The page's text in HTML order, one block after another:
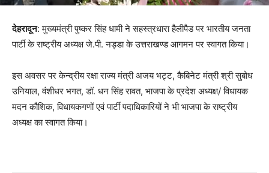
देहरादून: मुख्यमंत्री पुष्कर सिंह धामी ने सहस्त्रधारा हैलीपैड पर भारतीय जनता
पार्टी के राष्ट्रीय अध्यक्ष जे.पी. नड्डा के उत्तराखण्ड आगमन पर स्वागत किया।
इस अवसर पर केन्द्रीय रक्षा राज्य मंत्री अजय भट्ट, कैबिनेट मंत्री श्री सुबोध
उनियाल, वंशीधर भगत, डॉ. धन सिंह रावत, भाजपा के प्रदेश अध्यक्ष/ विधायक
मदन कौशिक, विधायकगणों एवं पार्टी पदाधिकारियों ने भी भाजपा के राष्ट्रीय
अध्यक्ष का स्वागत किया।